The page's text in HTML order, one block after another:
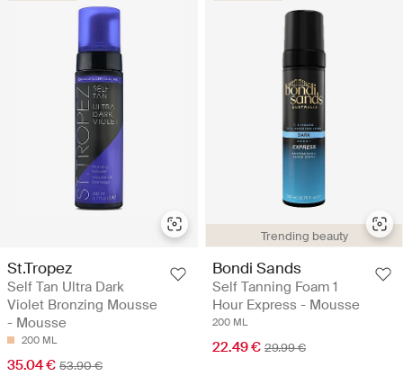
St.Tropez
Self Tan Ultra Dark
Violet Bronzing Mousse
- Mousse
200 ML
35.04 € 53.90 €
Trending beauty
Bondi Sands
Self Tanning Foam 1
Hour Express - Mousse
200 ML
22.49 € 29.99 €